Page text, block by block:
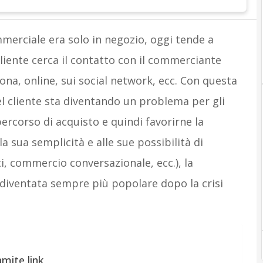
era solo in negozio, oggi tende a
cerca il contatto con il commerciante
online, sui social network, ecc. Con questa
cliente sta diventando un problema per gli
di acquisto e quindi favorirne la
sua semplicità e alle sue possibilità di
conversazionale, ecc.), la
sempre più popolare dopo la crisi
link